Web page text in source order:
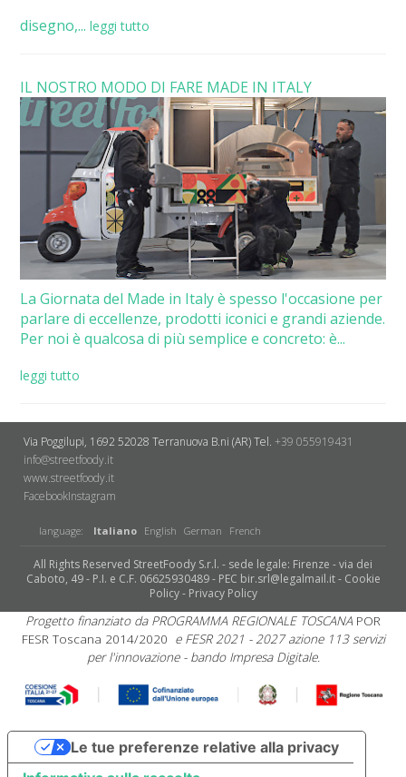
disegno,... leggi tutto
IL NOSTRO MODO DI FARE MADE IN ITALY
La Giornata del Made in Italy è spesso l'occasione per
parlare di eccellenze, prodotti iconici e grandi aziende.
Per noi è qualcosa di più semplice e concreto: è...
leggi tutto
Via Poggilupi, 1692 52028 Terranuova B.ni (AR)Tel. +39 055919431
info@streetfoody.it
www.streetfoody.it
Facebook​Instagram
language: Italiano English German French
All Rights Reserved StreetFoody S.r.l. - sede legale: Firenze - via dei
Caboto, 49 - P.I. e C.F. 06625930489 - PEC bir.srl@legalmail.it - Cookie
Policy- Privacy Policy
Progetto finanziato da PROGRAMMA REGIONALE TOSCANA POR
FESR Toscana 2014/2020 e FESR 2021 - 2027 azione 113 servizi
per l'innovazione - bando Impresa Digitale.
Le tue preferenze relative alla privacy